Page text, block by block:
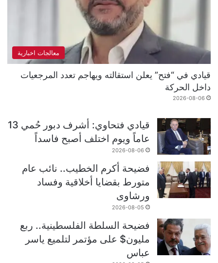
معالجات اخبارية
قيادي في “فتح” يعلن استقالته ويهاجم تعدد المرجعيات
داخل الحركة
2026-08-06
قيادي فتحاوي: أشرف دبور حُمي 13
عاماً ويوم اختلف أصبح فاسداً
2026-08-06
فضيحة أكرم الخطيب.. نائب عام
متورط بقضايا أخلاقية وفساد
ورشاوى
2026-08-05
فضيحة السلطة الفلسطينية.. ربع
مليون$ على مؤتمر لتلميع ياسر
عباس